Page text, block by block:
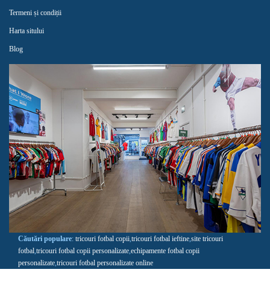
Termeni și condiții
Harta sitului
Blog
Căutări populare: tricouri fotbal copii tricouri fotbal ieftine site tricouri
fotbal tricouri fotbal copii personalizate echipamente fotbal copii
personalizate tricouri fotbal personalizate online